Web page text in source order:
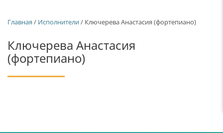
Главная / Исполнители/ Ключерева Анастасия (фортепиано)
Ключерева Анастасия
(фортепиано)